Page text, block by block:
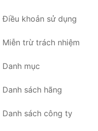
Điều khoản sử dụng
Miễn trừ trách nhiệm
Danh mục
Danh sách hãng
Danh sách công ty